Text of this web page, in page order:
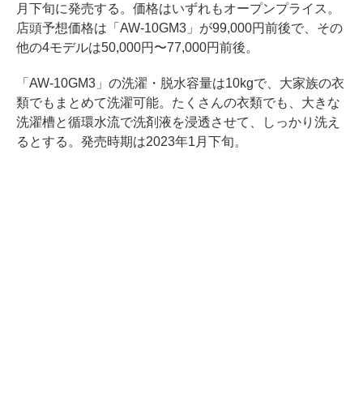
月下旬に発売する。価格はいずれもオープンプライス。
店頭予想価格は「AW-10GM3」が99,000円前後で、その
他の4モデルは50,000円〜77,000円前後。
「AW-10GM3」の洗濯・脱水容量は10kgで、大家族の衣
類でもまとめて洗濯可能。たくさんの衣類でも、大きな
洗濯槽と循環水流で洗剤液を浸透させて、しっかり洗え
るとする。発売時期は2023年1月下旬。